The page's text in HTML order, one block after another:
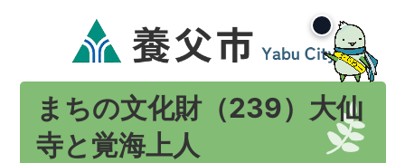
まちの文化財（239）大仙
寺と覚海上人